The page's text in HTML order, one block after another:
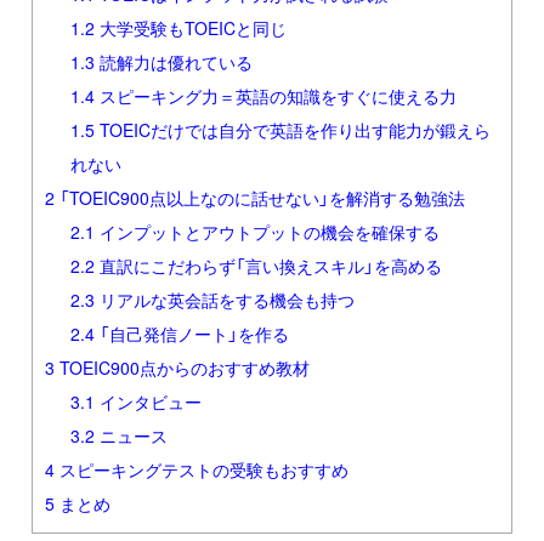
1.2 大学受験もTOEICと同じ
1.3 読解力は優れている
1.4 スピーキング力＝英語の知識をすぐに使える力
1.5 TOEICだけでは自分で英語を作り出す能力が鍛えら
れない
2 「TOEIC900点以上なのに話せない」を解消する勉強法
2.1 インプットとアウトプットの機会を確保する
2.2 直訳にこだわらず「言い換えスキル」を高める
2.3 リアルな英会話をする機会も持つ
2.4 「自己発信ノート」を作る
3 TOEIC900点からのおすすめ教材
3.1 インタビュー
3.2 ニュース
4 スピーキングテストの受験もおすすめ
5 まとめ